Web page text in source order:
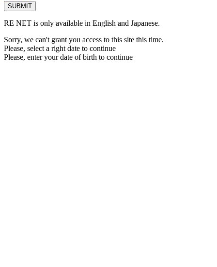
RE NET is only available in English and Japanese.
Sorry, we can't grant you access to this site this time.
Please, select a right date to continue
Please, enter your date of birth to continue